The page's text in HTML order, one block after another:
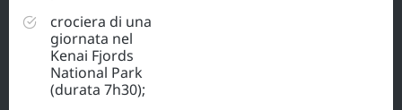
crociera di una
giornata nel
Kenai Fjords
National Park
(durata 7h30);